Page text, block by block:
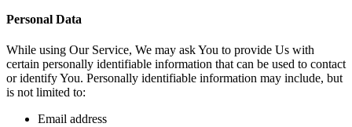
Personal Data
While using Our Service, We may ask You to provide Us with
certain personally identifiable information that can be used to contact
or identify You. Personally identifiable information may include, but
is not limited to:
Email address